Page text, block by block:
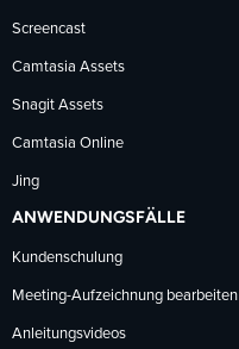
Screencast
Camtasia Assets
Snagit Assets
Camtasia Online
Jing
ANWENDUNGSFÄLLE
Kundenschulung
Meeting-Aufzeichnung bearbeiten
Anleitungsvideos